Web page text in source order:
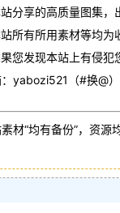
分享的高质量图集，
所有所用素材等均为
您发现本站上有侵犯
：yabozi521（#换@
材“均有备份”，资